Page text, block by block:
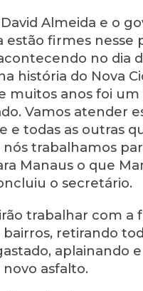
Almeida e o
estão firmes nesse
no dia
história do Nova
muitos anos foi um
Vamos atender
e todas as outras
nós trabalhamos
Manaus o que
o secretário.
trabalhar com a
bairros, retirando
aplainando e
asfalto.